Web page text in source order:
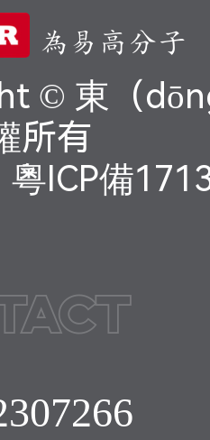
為易高分子
© 東（
所有
粵ICP備